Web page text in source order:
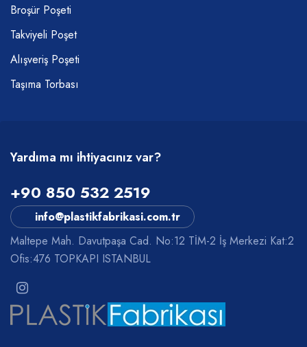
Broşür Poşeti
Takviyeli Poşet
Alışveriş Poşeti
Taşıma Torbası
Yardıma mı ihtiyacınız var?
+90 850 532 2519
info@plastikfabrikasi.com.tr
Maltepe Mah. Davutpaşa Cad. No:12 TİM-2 İş Merkezi Kat:2
Ofis:476 TOPKAPI ISTANBUL